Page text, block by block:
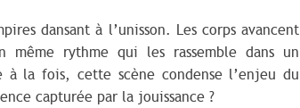
dansant à l’unisson. Les corps avancent
même rythme qui les rassemble dans un
à la fois, cette scène condense l’enjeu du
capturée par la jouissance ?